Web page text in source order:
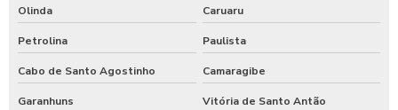
Olinda Caruaru
Petrolina Paulista
Cabo de Santo Agostinho Camaragibe
Garanhuns Vitória de Santo Antão